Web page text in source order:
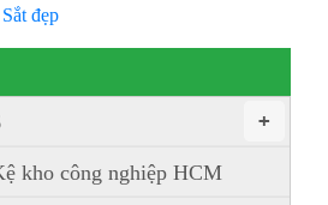
đẹp
+
kho công nghiệp HCM